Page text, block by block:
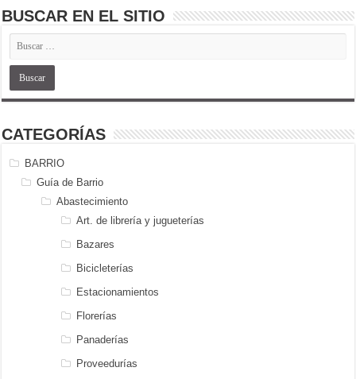
BUSCAR EN EL SITIO
CATEGORÍAS
BARRIO
Guía de Barrio
Abastecimiento
Art. de librería y jugueterías
Bazares
Bicicleterías
Estacionamientos
Florerías
Panaderías
Proveedurías